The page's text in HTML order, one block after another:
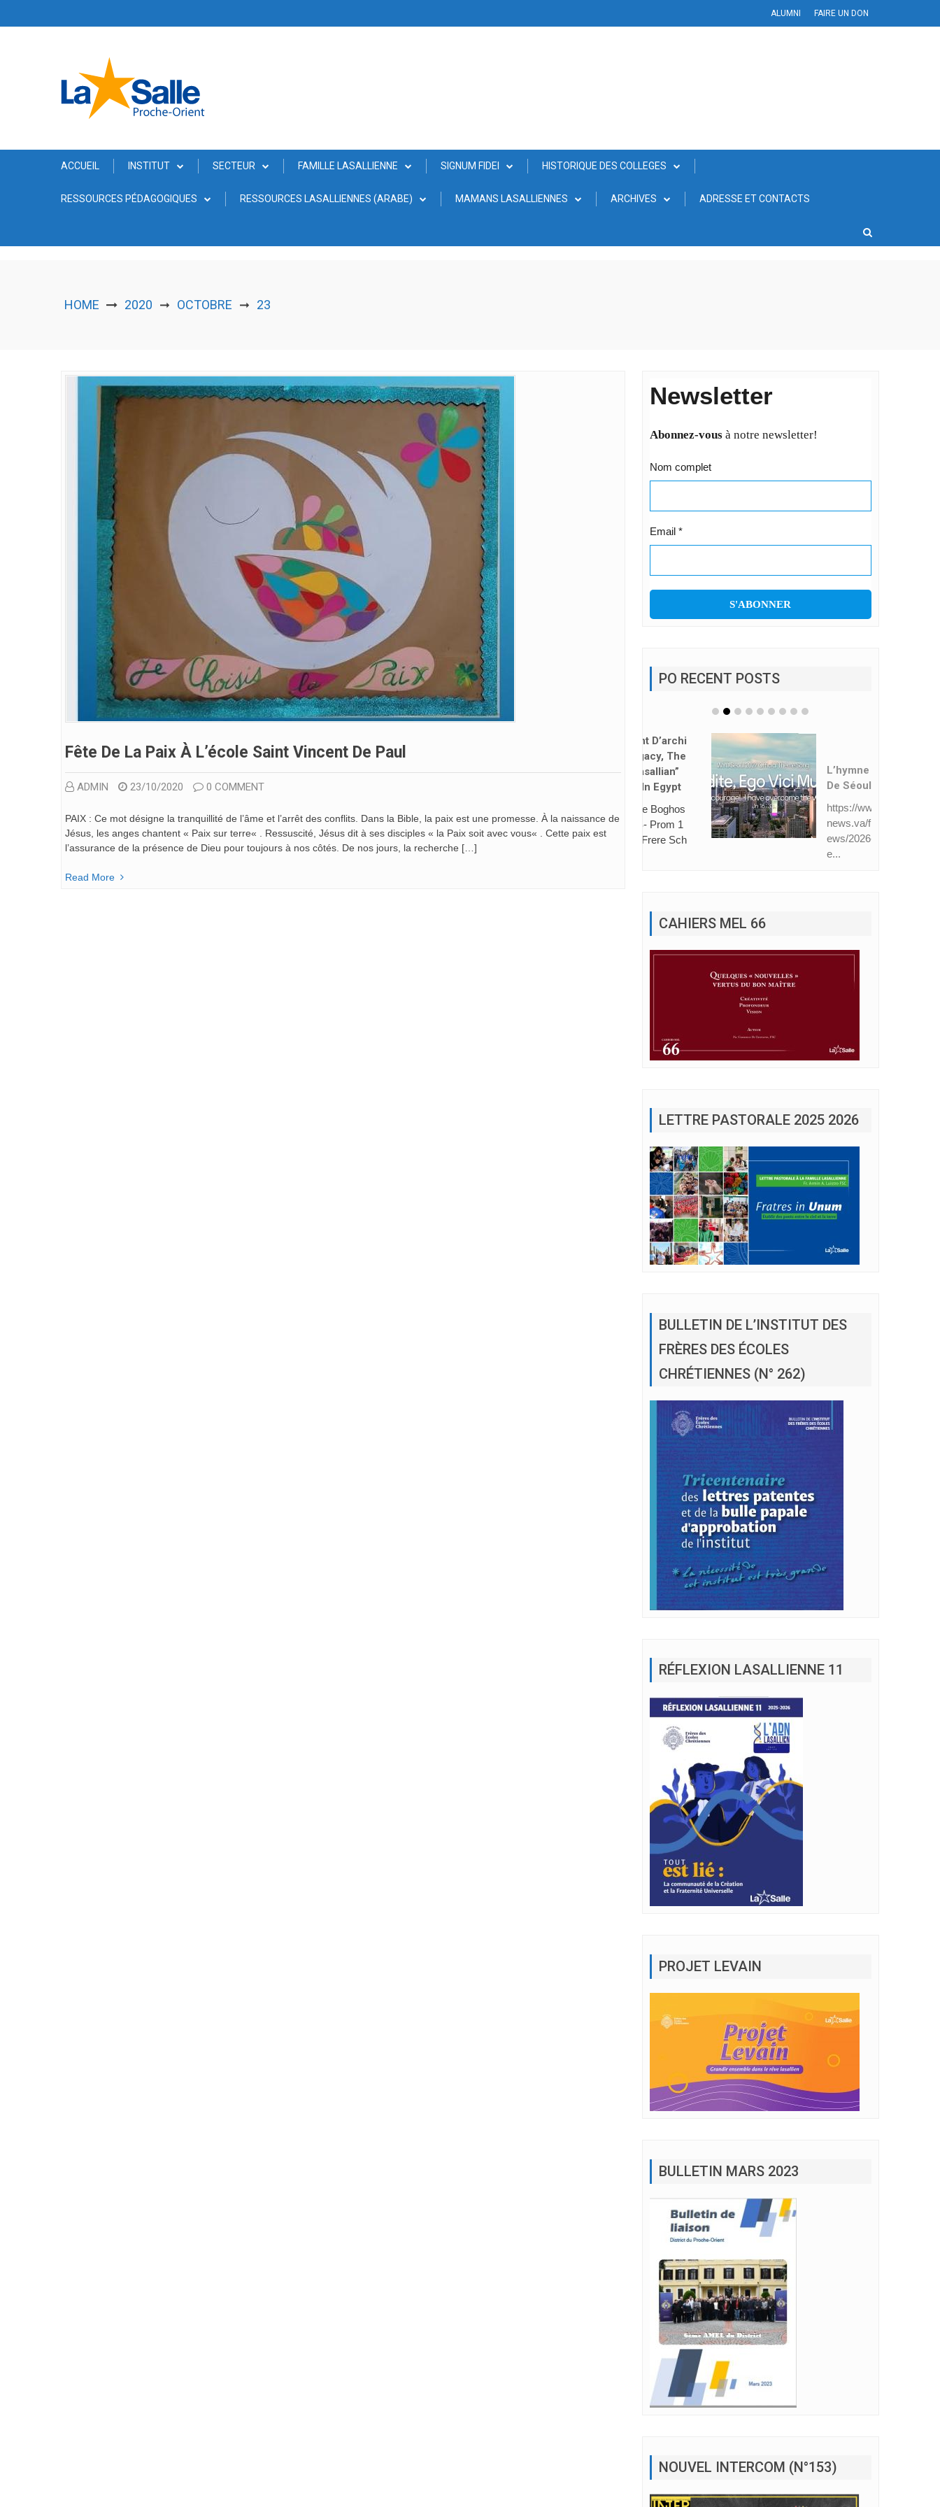
ALUMNI FAIRE UN DON
ACCUEIL INSTITUT SECTEUR FAMILLE LASALLIENNE SIGNUM FIDEI HISTORIQUE DES COLLEGES
RESSOURCES PÉDAGOGIQUES RESSOURCES LASALLIENNES (ARABE) MAMANS LASALLIENNES ARCHIVES ADRESSE ET CONTACTS
HOME 2020 ➞ OCTOBRE ➞ 23
Fête De La Paix À L’école Saint Vincent De Paul
ADMIN 23/10/2020 0 COMMENT
PAIX : Ce mot désigne la tranquillité de l’âme et l’arrêt des conflits. Dans la Bible, la paix est une promesse. À la naissance de
Jésus, les anges chantent « Paix sur terre« . Ressuscité, Jésus dit à ses disciples « la Paix soit avec vous« . Cette paix est
l’assurance de la présence de Dieu pour toujours à nos côtés. De nos jours, la recherche […]
Read More
Newsletter
Abonnez-vousà notre newsletter!
Nom complet
Email *
PO RECENT POSTS
L’hymne Des JMJ
De Séoul Dévoilé
https://www.vatican
news.va/fr/eglise/n
ews/2026-08/hymn
e...
FRÈRES DES ÉCOLES
CHRÉTIENNES (N° 262)